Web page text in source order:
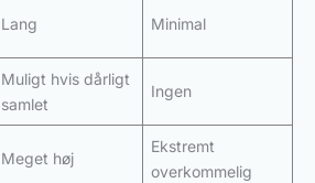
Lang Minimal
Muligt hvis dårligt
samlet
Ingen
Meget høj
Ekstremt
overkommelig